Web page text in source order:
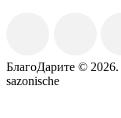
БлагоДарите © 2026.
sazonische